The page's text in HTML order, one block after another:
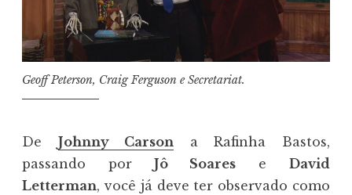
Geoff Peterson, Craig Ferguson e Secretariat.
De Johnny Carson a Rafinha Bastos,
passando porJô Soares eDavid
Letterman, você já deve ter observado como